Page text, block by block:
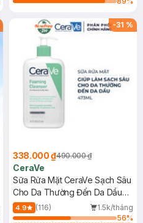
-31 %
338.000 ₫490.000 ₫
CeraVe
Sữa Rửa Mặt CeraVe Sạch Sâu
Cho Da Thường Đến Da Dầu
473ml
4.9 (116)
1.5k/tháng
56%